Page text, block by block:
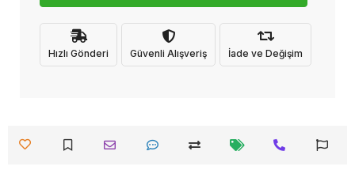
Hızlı Gönderi Güvenli Alışveriş İade ve Değişim